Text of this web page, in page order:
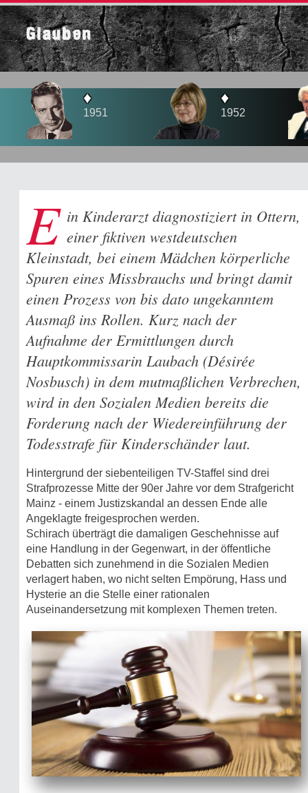
Glauben
♦
1951
♦
1952
E in Kinderarzt diagnostiziert in Ottern,
einer fiktiven westdeutschen
Kleinstadt, bei einem Mädchen körperliche
Spuren eines Missbrauchs und bringt damit
einen Prozess von bis dato ungekanntem
Ausmaß ins Rollen. Kurz nach der
Aufnahme der Ermittlungen durch
Hauptkommissarin Laubach (Désirée
Nosbusch) in dem mutmaßlichen Verbrechen,
wird in den Sozialen Medien bereits die
Forderung nach der Wiedereinführung der
Todesstrafe für Kinderschänder laut.
Hintergrund der siebenteiligen TV-Staffel sind drei
Strafprozesse Mitte der 90er Jahre vor dem Strafgericht
Mainz - einem Justizskandal an dessen Ende alle
Angeklagte freigesprochen werden.
Schirach überträgt die damaligen Geschehnisse auf
eine Handlung in der Gegenwart, in der öffentliche
Debatten sich zunehmend in die Sozialen Medien
verlagert haben, wo nicht selten Empörung, Hass und
Hysterie an die Stelle einer rationalen
Auseinandersetzung mit komplexen Themen treten.